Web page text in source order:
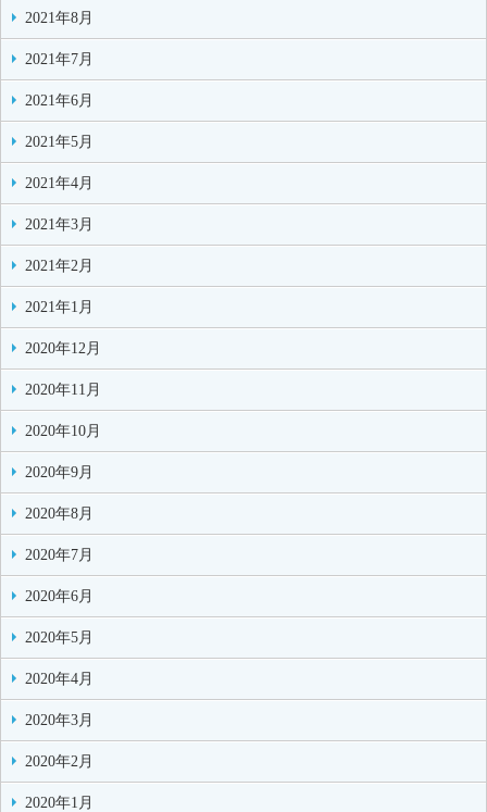
2021年8月
2021年7月
2021年6月
2021年5月
2021年4月
2021年3月
2021年2月
2021年1月
2020年12月
2020年11月
2020年10月
2020年9月
2020年8月
2020年7月
2020年6月
2020年5月
2020年4月
2020年3月
2020年2月
2020年1月